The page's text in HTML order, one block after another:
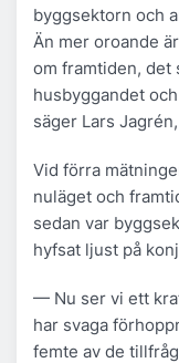
byggsektorn och
Än mer oroande
om framtiden, det
husbyggandet
säger Lars
Vid förra
nuläget och
sedan var
hyfsat ljust på
— Nu ser vi ett
har svaga
femte av de